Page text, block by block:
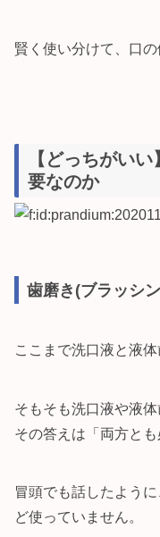
賢く使い分けて、口の
【どっちがい
要なのか
歯磨き(ブラッシ
ここまで洗口液と液
そもそも洗口液や液
その答えは「両方と
冒頭でも話したよう
ど使っていません。